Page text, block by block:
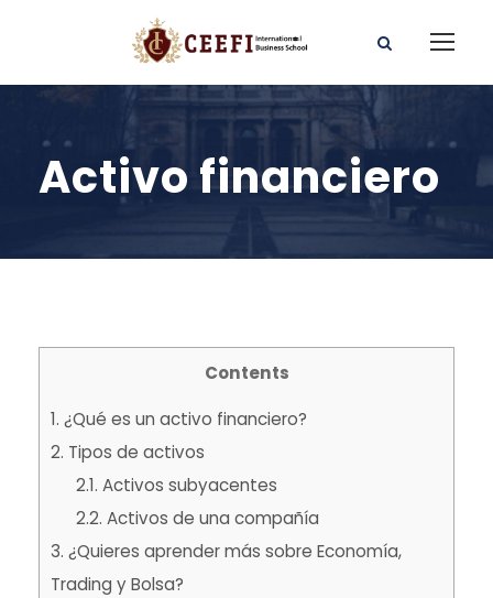
Activo financiero
Contents
1. ¿Qué es un activo financiero?
2. Tipos de activos
2.1. Activos subyacentes
2.2. Activos de una compañía
3. ¿Quieres aprender más sobre Economía,
Trading y Bolsa?